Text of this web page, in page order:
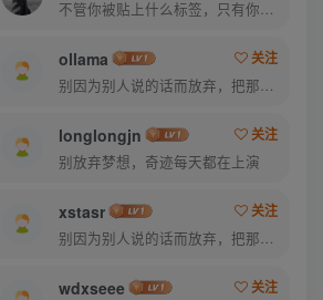
不管你被贴上什么标签，只有你才能定义你自己
ollama
关注
别因为别人说的话而放弃，把那些话当做加倍努力的动力
longlongjn
关注
别放弃梦想，奇迹每天都在上演
xstasr
关注
别因为别人说的话而放弃，把那些话当做加倍努力的动力
wdxseee
关注